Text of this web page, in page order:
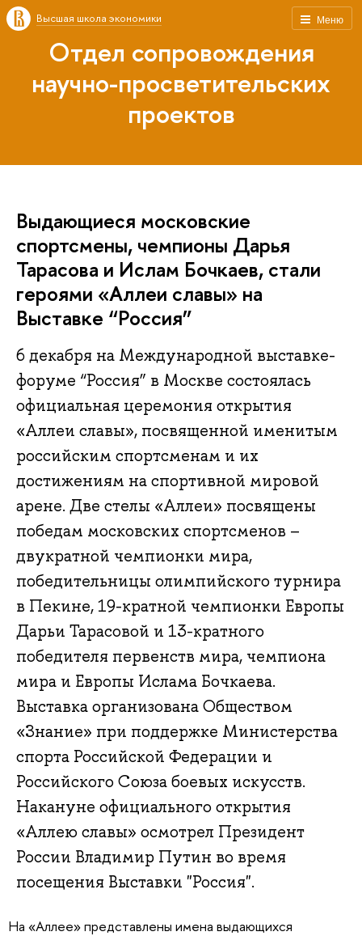
Меню
Высшая школа экономики
Отдел сопровождения
научно-просветительских
проектов
Выдающиеся московские
спортсмены, чемпионы Дарья
Тарасова и Ислам Бочкаев, стали
героями «Аллеи славы» на
Выставке “Россия”
6 декабря на Международной выставке-
форуме “Россия” в Москве состоялась
официальная церемония открытия
«Аллеи славы», посвященной именитым
российским спортсменам и их
достижениям на спортивной мировой
арене. Две стелы «Аллеи» посвящены
победам московских спортсменов –
двукратной чемпионки мира,
победительницы олимпийского турнира
в Пекине, 19-кратной чемпионки Европы
Дарьи Тарасовой и 13-кратного
победителя первенств мира, чемпиона
мира и Европы Ислама Бочкаева.
Выставка организована Обществом
«Знание» при поддержке Министерства
спорта Российской Федерации и
Российского Союза боевых искусств.
Накануне официального открытия
«Аллею славы» осмотрел Президент
России Владимир Путин во время
посещения Выставки "Россия".
На «Аллее» представлены имена выдающихся